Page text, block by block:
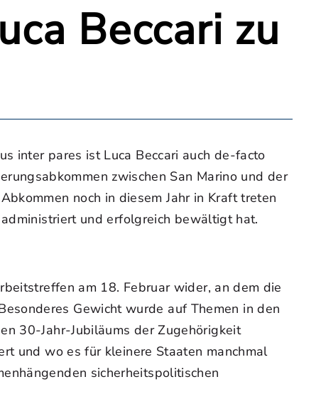
Beccari zu
inter pares ist Luca Beccari auch de-facto
zwischen San Marino und der
noch in diesem Jahr in Kraft treten
und erfolgreich bewältigt hat.
am 18. Februar wider, an dem die
Gewicht wurde auf Themen in den
30-Jahr-Jubiläums der Zugehörigkeit
und wo es für kleinere Staaten manchmal
sicherheitspolitischen